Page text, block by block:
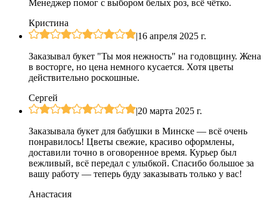
Менеджер помог с выбором белых роз, всё чётко.
Кристина
|16 апреля 2025 г.
Заказывал букет "Ты моя нежность" на годовщину. Жена
в восторге, но цена немного кусается. Хотя цветы
действительно роскошные.
Сергей
|20 марта 2025 г.
Заказывала букет для бабушки в Минске — всё очень
понравилось! Цветы свежие, красиво оформлены,
доставили точно в оговоренное время. Курьер был
вежливый, всё передал с улыбкой. Спасибо большое за
вашу работу — теперь буду заказывать только у вас!
Анастасия